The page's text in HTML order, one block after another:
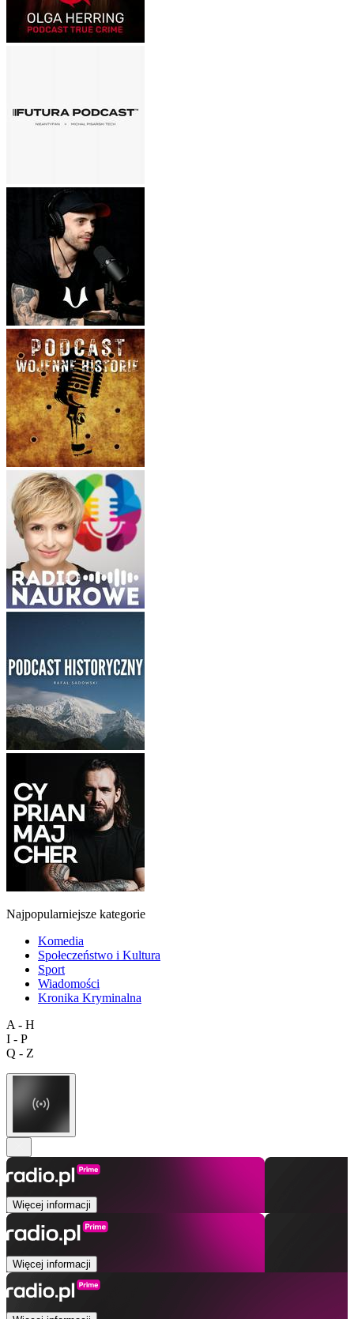
Najpopularniejsze kategorie
Komedia
Społeczeństwo i Kultura
Sport
Wiadomości
Kronika Kryminalna
A - H
I - P
Q - Z
Więcej informacji
Więcej informacji